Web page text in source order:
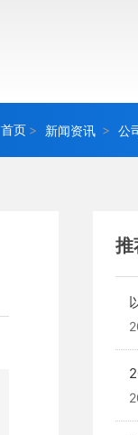
首页 新闻资讯 公
推